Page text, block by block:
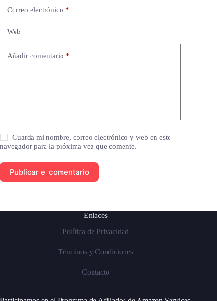
Correo electrónico*
Web
Añadir comentario *
Guarda mi nombre, correo electrónico y web en este
navegador para la próxima vez que comente.
Publicar el comentario
Enlaces
Política de Privacidad
Términos y Condiciones
Contacto